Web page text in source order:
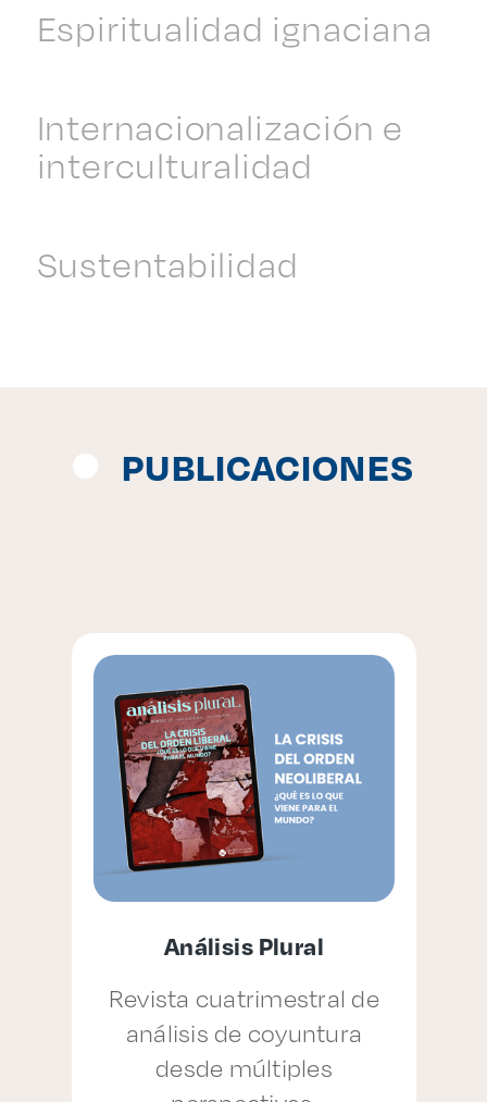
Espiritualidad ignaciana
Internacionalización e
interculturalidad
Sustentabilidad
PUBLICACIONES
Análisis Plural
Revista cuatrimestral de
análisis de coyuntura
desde múltiples